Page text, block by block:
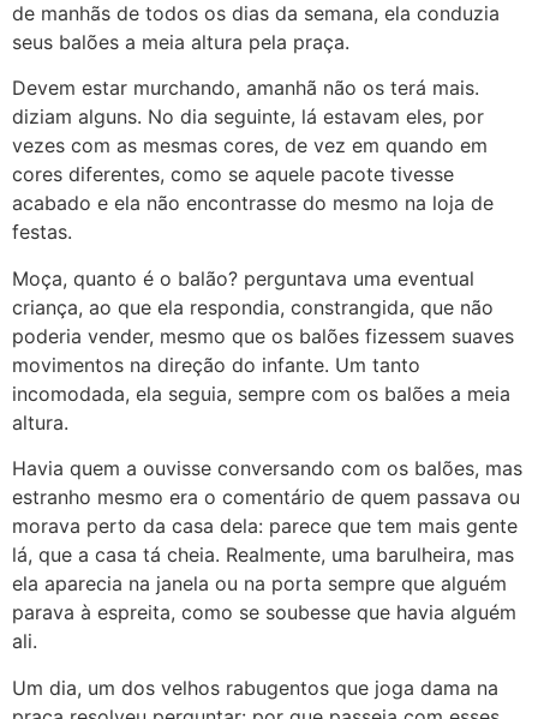
de manhãs de todos os dias da semana, ela conduzia
seus balões a meia altura pela praça.
Devem estar murchando, amanhã não os terá mais.
diziam alguns. No dia seguinte, lá estavam eles, por
vezes com as mesmas cores, de vez em quando em
cores diferentes, como se aquele pacote tivesse
acabado e ela não encontrasse do mesmo na loja de
festas.
Moça, quanto é o balão? perguntava uma eventual
criança, ao que ela respondia, constrangida, que não
poderia vender, mesmo que os balões fizessem suaves
movimentos na direção do infante. Um tanto
incomodada, ela seguia, sempre com os balões a meia
altura.
Havia quem a ouvisse conversando com os balões, mas
estranho mesmo era o comentário de quem passava ou
morava perto da casa dela: parece que tem mais gente
lá, que a casa tá cheia. Realmente, uma barulheira, mas
ela aparecia na janela ou na porta sempre que alguém
parava à espreita, como se soubesse que havia alguém
ali.
Um dia, um dos velhos rabugentos que joga dama na